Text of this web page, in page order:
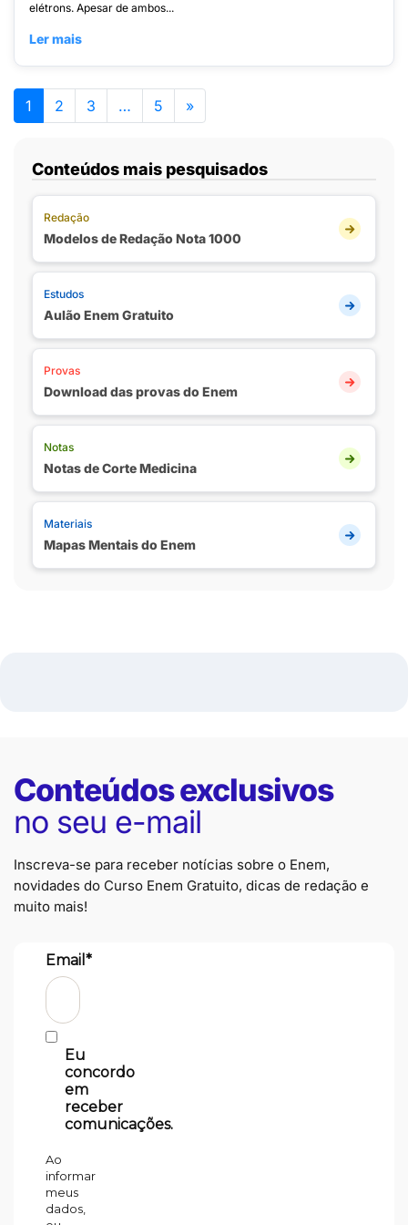
elétrons. Apesar de ambos...
Ler mais
1 2 3 … 5 »
Conteúdos mais pesquisados
Redação
Modelos de Redação Nota 1000
Estudos
Aulão Enem Gratuito
Provas
Download das provas do Enem
Notas
Notas de Corte Medicina
Materiais
Mapas Mentais do Enem
Conteúdos exclusivos
no seu e-mail
Inscreva-se para receber notícias sobre o Enem,
novidades do Curso Enem Gratuito, dicas de redação e
muito mais!
Email*
Eu
concordo
em
receber
comunicações.
Ao
informar
meus
dados,